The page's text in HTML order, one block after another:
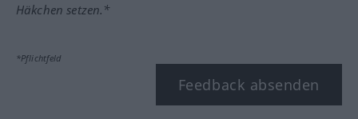
Häkchen setzen.*
*Pflichtfeld
Feedback absenden